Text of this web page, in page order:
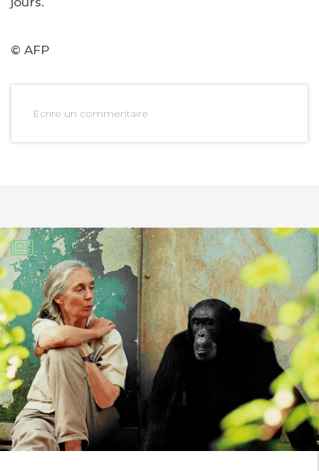
© AFP
Ecrire un commentaire